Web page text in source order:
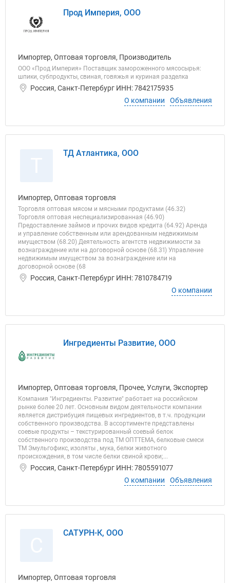
Прод Империя, ООО
Импортер, Оптовая торговля, Производитель
ООО «Прод Империя» Поставщик замороженного мясосырья:
шпики, субпродукты, свиная, говяжья и куриная разделка
Россия, Санкт-Петербург ИНН: 7842175935
О компании
Объявления
ТД Атлантика, ООО
Импортер, Оптовая торговля
Торговля оптовая мясом и мясными продуктами (46.32)
Торговля оптовая неспециализированная (46.90)
Предоставление займов и прочих видов кредита (64.92) Аренда
и управление собственным или арендованным недвижимым
имуществом (68.20) Деятельность агентств недвижимости за
вознаграждение или на договорной основе (68.31) Управление
недвижимым имуществом за вознаграждение или на
договорной основе (68
Россия, Санкт-Петербург ИНН: 7810784719
О компании
Ингредиенты Развитие, ООО
Импортер, Оптовая торговля, Прочее, Услуги, Экспортер
Компания "Ингредиенты. Развитие" работает на российском
рынке более 20 лет. Основным видом деятельности компании
является дистрибуция пищевых ингредиентов, в т.ч. продукции
собственного производства. В ассортименте представлены
соевые продукты – текстурированный соевый белок
собственного производства под ТМ ОПТТЕМА, белковые смеси
ТМ Эмульгофикс, изоляты , мука, белки животного
происхождения, в том числе белки свиной крови;...
Россия, Санкт-Петербург ИНН: 7805591077
О компании
Объявления
САТУРН-К, ООО
Импортер, Оптовая торговля